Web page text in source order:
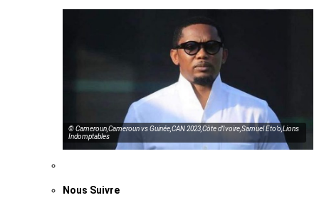
© Cameroun,Cameroun vs Guinée,CAN 2023,Côte d’Ivoire,Samuel Eto’o,Lions
Indomptables
Nous Suivre